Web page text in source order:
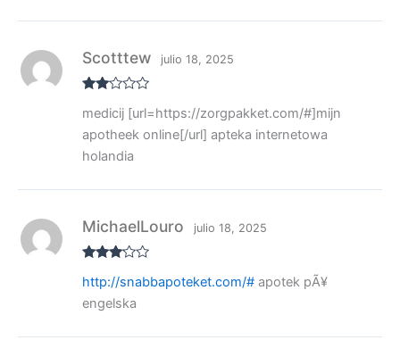
de
5
rado
2de
5
Scotttew julio 18, 2025
medicij [url=https://zorgpakket.com/#]mijn
apotheek online[/url] apteka internetowa
holandia
do con
de 5
MichaelLouro julio 18, 2025
http://snabbapoteket.com/#apotek pÃ¥
engelska